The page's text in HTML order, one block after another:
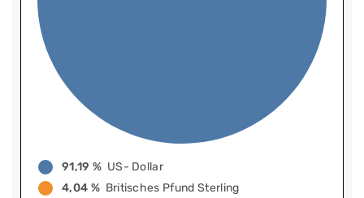
91,19 % US- Dollar
4,04 % Britisches Pfund Sterling